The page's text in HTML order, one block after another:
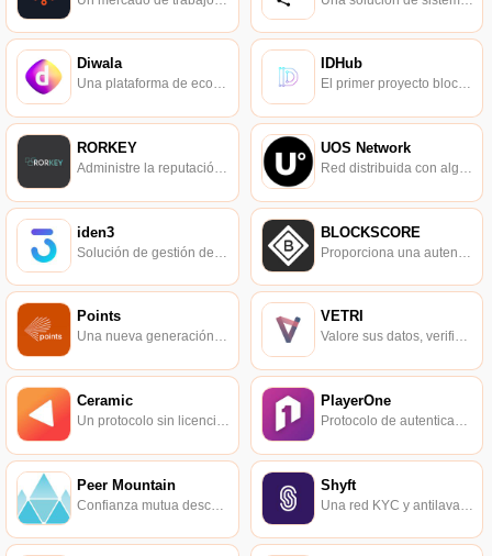
Diwala
Una plataforma de economía digital impulsada por blockchain.
IDHub
El primer proyecto blockchain incubado por 21Vianet Group.
RORKEY
Administre la reputación en línea de los usuarios y proteja sus identidades digitales.
UOS Network
Red distribuida con algoritmo de consenso DPOI.
iden3 BLOCKSCORE
Points
Una nueva generación de sistema de protocolo de colaboración de datos basado en blockchain.
VETRI
Valore sus datos, verificación de identidad en línea autónoma y monetice datos personales anónimos.
Ceramic
Un protocolo sin licencia para crear documentos actualizables a prueba de manipulaciones.
PlayerOne
Protocolo de autenticación de jugador de juego descentralizado.
Peer Mountain
Confianza mutua descentralizada entre las personas.
Shyft